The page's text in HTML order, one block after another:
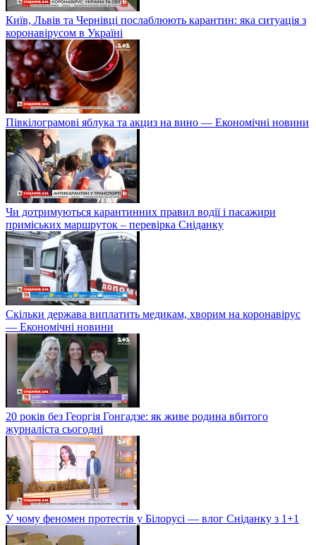
Київ, Львів та Чернівці послаблюють карантин: яка ситуація з
коронавірусом в Україні
Півкілограмові яблука та акциз на вино — Економічні новини
Чи дотримуються карантинних правил водії і пасажири
приміських маршруток – перевірка Сніданку
Скільки держава виплатить медикам, хворим на коронавірус
— Економічні новини
20 років без Георгія Гонгадзе: як живе родина вбитого
журналіста сьогодні
У чому феномен протестів у Білорусі — влог Сніданку з 1+1